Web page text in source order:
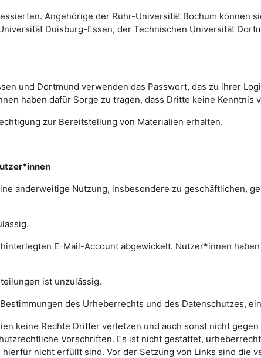
Angehörige der Ruhr-Universität Bochum können
Duisburg-Essen, der Technischen Universität
und Dortmund verwenden das Passwort, das zu ihrer
haben dafür Sorge zu tragen, dass Dritte keine Kenntnis
zur Bereitstellung von Materialien erhalten.
anderweitige Nutzung, insbesondere zu geschäftlichen,
E-Mail-Account abgewickelt. Nutzer*innen
ist unzulässig.
des Urheberrechts und des Datenschutzes,
keine Rechte Dritter verletzen und auch sonst nicht
Vorschriften. Es ist nicht gestattet,
nicht erfüllt sind. Vor der Setzung von Links sind die